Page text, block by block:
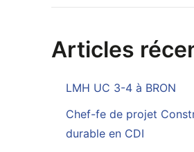
Articles
LMH UC 3-4 à BRON
Chef-fe de projet
durable en CDI